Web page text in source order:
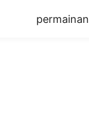
permainan